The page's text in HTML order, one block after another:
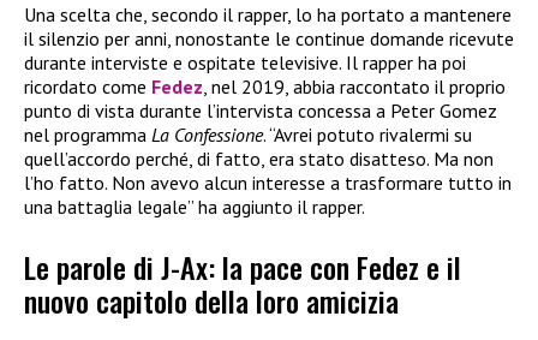
Una scelta che, secondo il rapper, lo ha portato a mantenere
il silenzio per anni, nonostante le continue domande ricevute
durante interviste e ospitate televisive. Il rapper ha poi
ricordato come Fedez , nel 2019, abbia raccontato il proprio
punto di vista durante l’intervista concessa a Peter Gomez
nel programma La Confessione. “Avrei potuto rivalermi su
quell’accordo perché, di fatto, era stato disatteso. Ma non
l’ho fatto. Non avevo alcun interesse a trasformare tutto in
una battaglia legale” ha aggiunto il rapper.
Le parole di J-Ax: la pace con Fedez e il
nuovo capitolo della loro amicizia